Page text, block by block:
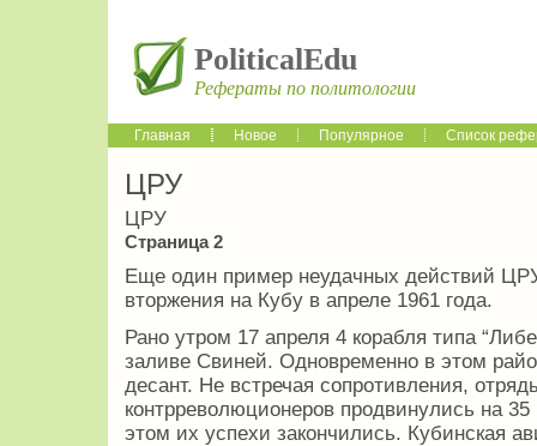
PoliticalEdu
Рефераты по политологии
Главная Новое Популярное Список
ЦРУ
ЦРУ
Страница 2
Еще один пример неудачных действий
вторжения на Кубу в апреле 1961 года.
Рано утром 17 апреля 4 корабля типа
заливе Свиней. Одновременно в этом
десант. Не встречая сопротивления,
контрреволюционеров продвинулись на
этом их успехи закончились. Кубинская